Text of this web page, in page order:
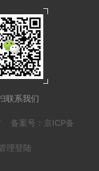
联系我们
备案号：京ICP备
理登陆